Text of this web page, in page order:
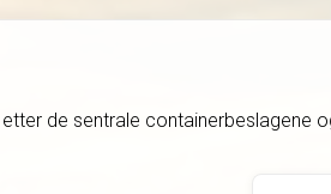
de sentrale containerbeslagene